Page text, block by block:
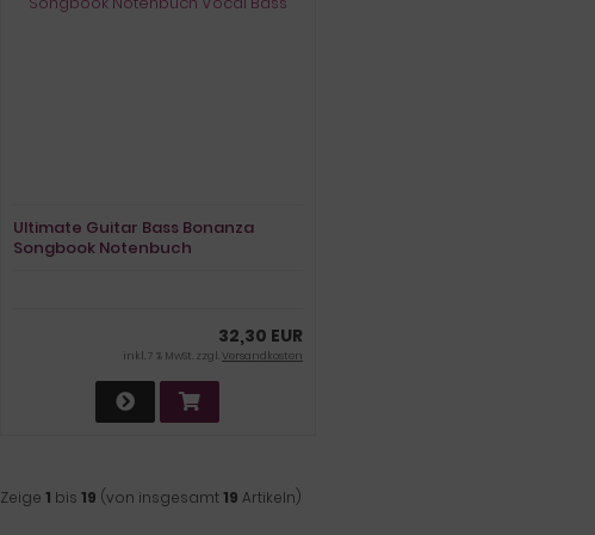
Ultimate Guitar Bass Bonanza
Songbook Notenbuch
32,30 EUR
inkl. 7 % MwSt. zzgl.Versandkosten
Zeige 1 bis 19 (von insgesamt19 Artikeln)